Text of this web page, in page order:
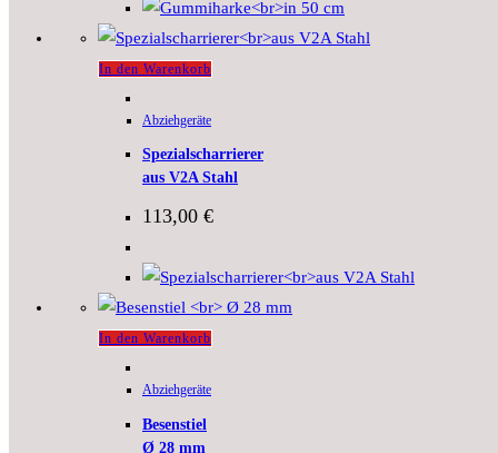
In den Warenkorb
Abziehgeräte
Spezialscharrierer
aus V2A Stahl
113,00 €
In den Warenkorb
Abziehgeräte
Besenstiel
Ø 28 mm